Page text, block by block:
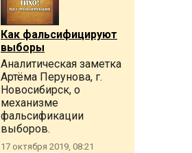
Как фальсифицируют
выборы
Аналитическая заметка
Артёма Перунова, г.
Новосибирск, о
механизме
фальсификации
выборов.
17 октября 2019, 08:21